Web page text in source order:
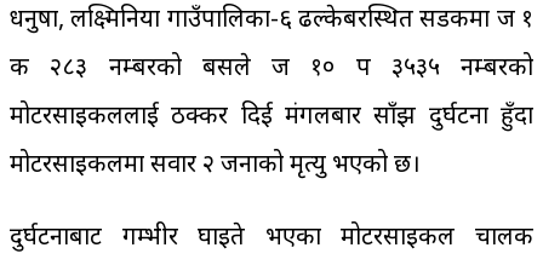
धनुषा, लक्ष्मिनिया गाउँपालिका-६ ढल्केबरस्थित सडकमा ज १
क २८३ नम्बरको बसले ज १० प ३५३५ नम्बरको
मोटरसाइकललाई ठक्कर दिई मंगलबार साँझ दुर्घटना हुँदा
मोटरसाइकलमा सवार २ जनाको मृत्यु भएको छ।
दुर्घटनाबाट गम्भीर घाइते भएका मोटरसाइकल चालक